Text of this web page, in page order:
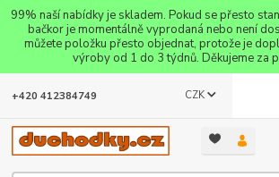
99% naší nabídky je skladem. Pokud se přesto
bačkor je momentálně vyprodaná nebo není
můžete položku přesto objednat, protože je
výroby od 1 do 3 týdnů. Děkujeme za
CZK
+420 412384749